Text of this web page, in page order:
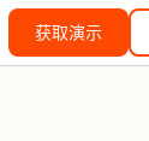
获取演示